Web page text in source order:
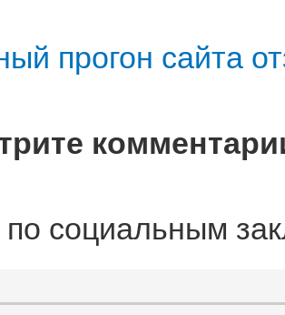
прогон сайта
по социальным